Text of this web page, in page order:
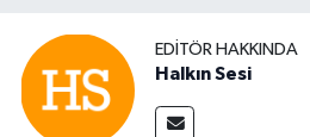
EDITÖR HAKKINDA
Halkın Sesi